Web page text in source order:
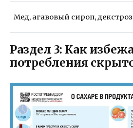
Мед, агавовый сироп,
Раздел 3: Как
потребления